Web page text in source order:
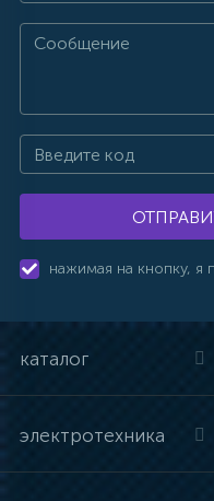
нажимая на кнопку, я
каталог
электротехника